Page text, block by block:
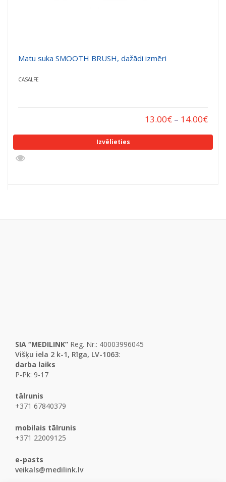
Matu suka SMOOTH BRUSH, dažādi izmēri
CASALFE
13.00€ – 14.00€
Izvēlieties
SIA “MEDILINK” Reg. Nr.: 40003996045
Višķu iela 2 k-1, Rīga, LV-1063:
darba laiks
P-Pk: 9-17
tālrunis
+371 67840379
mobilais tālrunis
+371 22009125
e-pasts
veikals@medilink.lv